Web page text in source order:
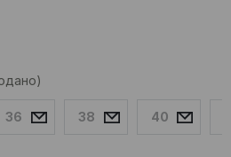
36 38 40